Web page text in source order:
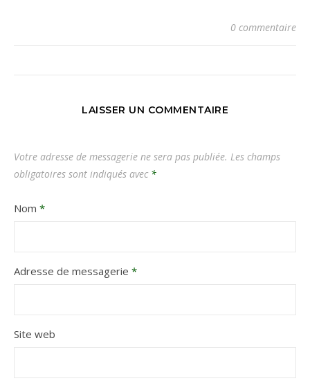
0 commentaire
LAISSER UN COMMENTAIRE
Votre adresse de messagerie ne sera pas publiée. Les champs
obligatoires sont indiqués avec *
Nom *
Adresse de messagerie *
Site web